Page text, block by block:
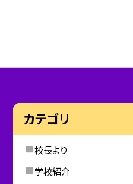
カテゴリ
校長より
学校紹介